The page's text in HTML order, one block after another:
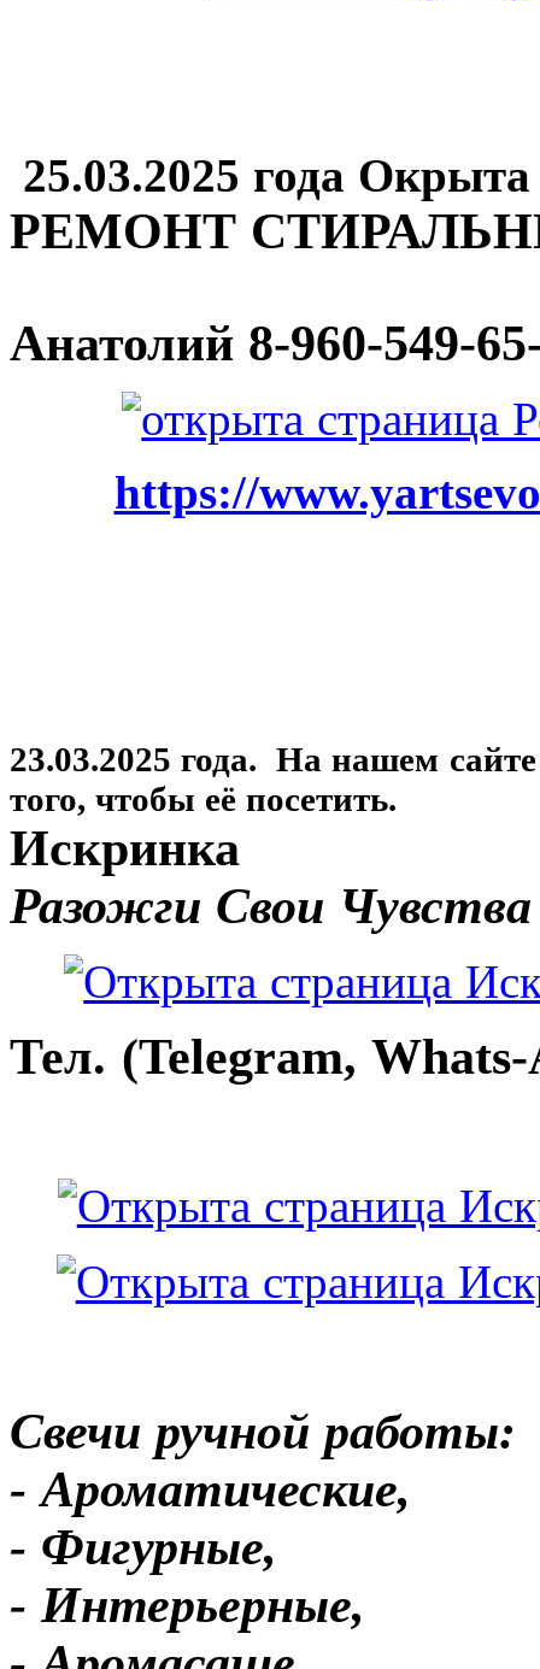
25.03.2025 года
РЕМОНТ
Анатолий 8-960-549-
https://
23.03.2025 года. На нашем
того, чтобы её посетить.
Искринка
Разожги Свои Чувства
Тел. (Telegram,
Свечи ручной работы:
- Ароматические,
- Фигурные,
- Интерьерные,